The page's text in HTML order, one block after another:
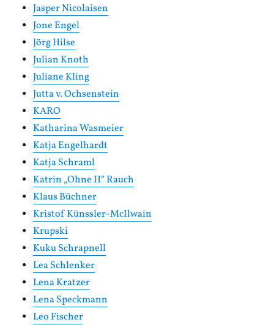
Jasper Nicolaisen
Jone Engel
Jörg Hilse
Julian Knoth
Juliane Kling
Jutta v. Ochsenstein
KARO
Katharina Wasmeier
Katja Engelhardt
Katja Schraml
Katrin „Ohne H“ Rauch
Klaus Büchner
Kristof Künssler-McIlwain
Krupski
Kuku Schrapnell
Lea Schlenker
Lena Kratzer
Lena Speckmann
Leo Fischer